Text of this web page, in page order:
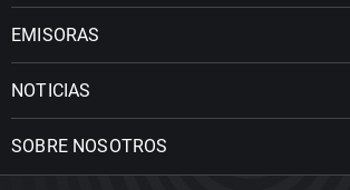
EMISORAS
NOTICIAS
SOBRE NOSOTROS